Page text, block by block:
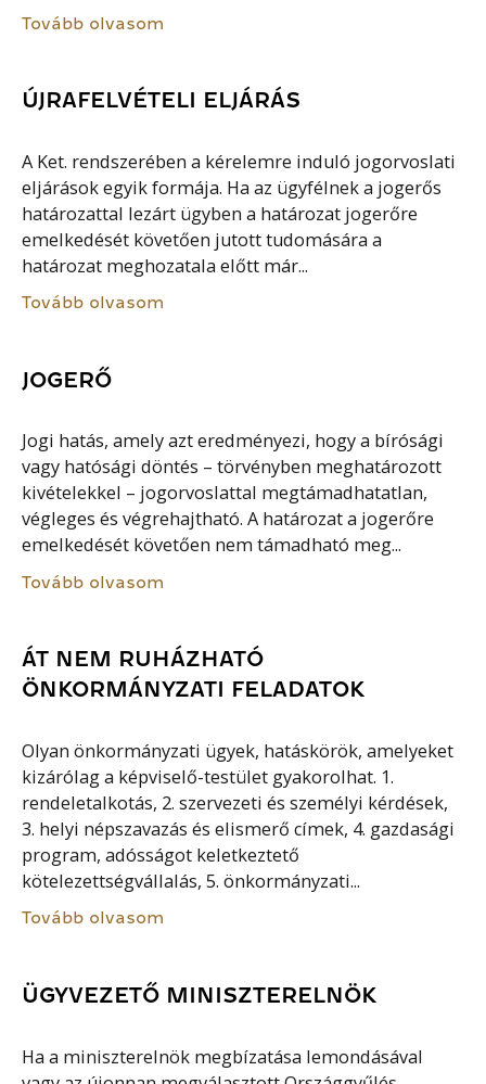
Tovább olvasom
ÚJRAFELVÉTELI ELJÁRÁS
A Ket. rendszerében a kérelemre induló jogorvoslati
eljárások egyik formája. Ha az ügyfélnek a jogerős
határozattal lezárt ügyben a határozat jogerőre
emelkedését követően jutott tudomására a
határozat meghozatala előtt már...
Tovább olvasom
JOGERŐ
Jogi hatás, amely azt eredményezi, hogy a bírósági
vagy hatósági döntés – törvényben meghatározott
kivételekkel – jogorvoslattal megtámadhatatlan,
végleges és végrehajtható. A határozat a jogerőre
emelkedését követően nem támadható meg...
Tovább olvasom
ÁT NEM RUHÁZHATÓ
ÖNKORMÁNYZATI FELADATOK
Olyan önkormányzati ügyek, hatáskörök, amelyeket
kizárólag a képviselő-testület gyakorolhat. 1.
rendeletalkotás, 2. szervezeti és személyi kérdések,
3. helyi népszavazás és elismerő címek, 4. gazdasági
program, adósságot keletkeztető
kötelezettségvállalás, 5. önkormányzati...
Tovább olvasom
ÜGYVEZETŐ MINISZTERELNÖK
Ha a miniszterelnök megbízatása lemondásával